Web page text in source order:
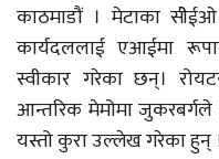
काठमाडौं । मेटाका
कार्यदललाई एआईमा
स्वीकार गरेका छन्।
आन्तरिक मेमोमा जुकरबर्गले
यस्तो कुरा उल्लेख गरेका हुन्